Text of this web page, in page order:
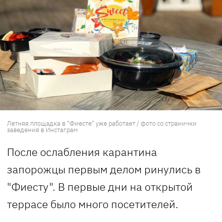
Летняя площадка в "Фиесте" уже работает / фото со странички
заведения в Инстаграм
После ослабления карантина
запорожцы первым делом ринулись в
"Фиесту". В первые дни на открытой
террасе было много посетителей.